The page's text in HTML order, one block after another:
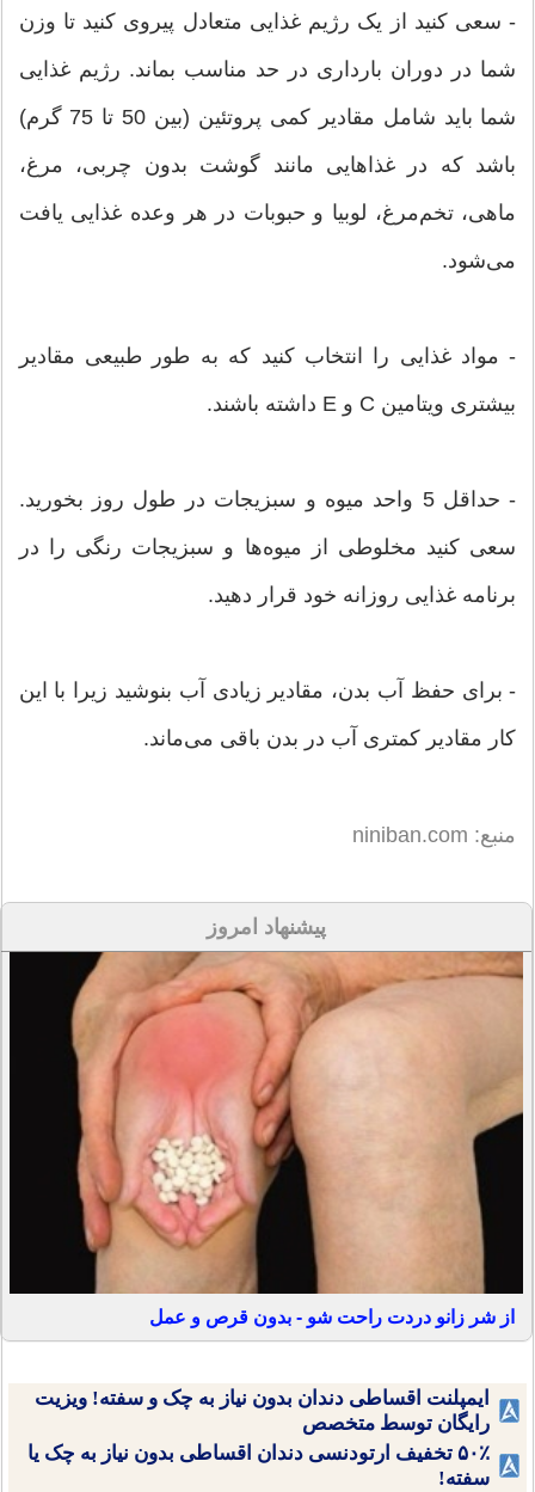
- سعی کنید از یک رژیم غذایی متعادل پیروی کنید تا وزن
شما در دوران بارداری در حد مناسب بماند. رژیم غذایی
شما باید شامل مقادیر کمی پروتئین (بین 50 تا 75 گرم)
باشد که در غذاهایی مانند گوشت بدون چربی، مرغ،
ماهی، تخم‌مرغ، لوبیا و حبوبات در هر وعده غذایی یافت
می‌شود.
- مواد غذایی را انتخاب کنید که به طور طبیعی مقادیر
بیشتری ویتامین C و E داشته باشند.
- حداقل 5 واحد میوه و سبزیجات در طول روز بخورید.
سعی کنید مخلوطی از میوه‌ها و سبزیجات رنگی را در
برنامه غذایی روزانه خود قرار دهید.
- برای حفظ آب بدن، مقادیر زیادی آب بنوشید زیرا با این
کار مقادیر کمتری آب در بدن باقی می‌ماند.
منبع: niniban.com
پیشنهاد امروز
از شر زانو دردت راحت شو - بدون قرص و عمل
ایمپلنت اقساطی دندان بدون نیاز به چک و سفته! ویزیت
رایگان توسط متخصص
۵۰٪ تخفیف ارتودنسی دندان اقساطی بدون نیاز به چک یا
سفته!